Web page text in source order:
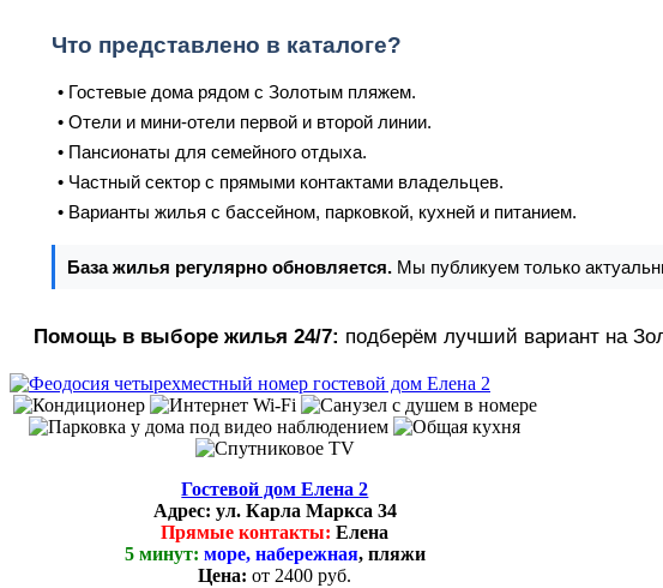
Что представлено в каталоге?
• Гостевые дома рядом с Золотым пляжем.
• Отели и мини-отели первой и второй линии.
• Пансионаты для семейного отдыха.
• Частный сектор с прямыми контактами владельцев.
• Варианты жилья с бассейном, парковкой, кухней и питанием.
База жилья регулярно обновляется. Мы публикуем только
Помощь в выборе жилья 24/7: подберём лучший вариант на
Гостевой дом Елена 2
Адрес: ул. Карла Маркса 34
Прямые контакты: Елена
5 минут: море, набережная, пляжи
Цена: от 2400 руб.